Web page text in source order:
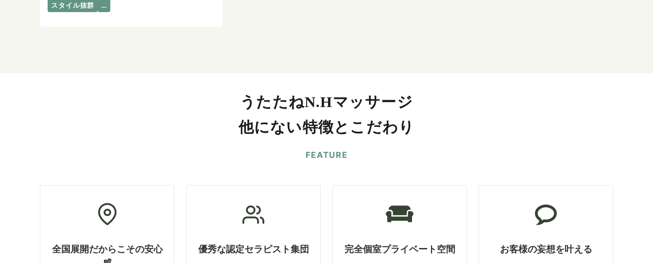
スタイル抜群
…
うたたねN.Hマッサージ
他にない特徴とこだわり
FEATURE
全国展開だからこその安心
優秀な認定セラピスト集団 完全個室プライベート空間 お客様の妄想を叶える